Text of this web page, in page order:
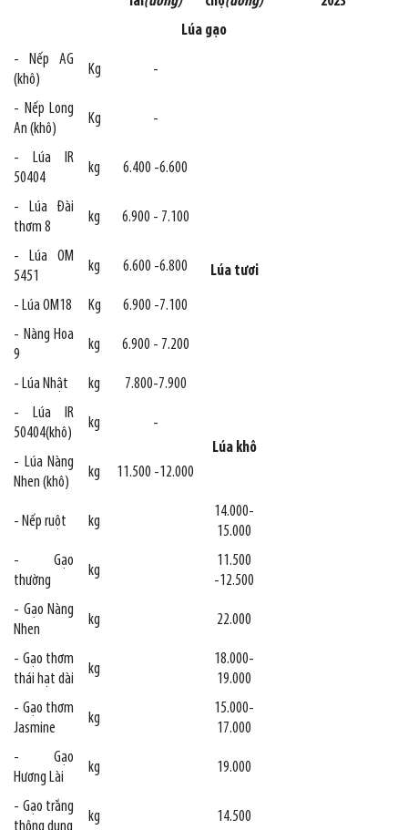
Lúa gạo
- Nếp AG
(khô)
Kg -
- Nếp Long
An (khô)
Kg -
- Lúa IR
50404
kg 6.400 -6.600
Lúa tươi
- Lúa Đài
thơm 8
kg 6.900 - 7.100
- Lúa OM
5451
kg 6.600 -6.800
- Lúa OM18 Kg
6.900 -7.100
- Nàng Hoa
9
kg 6.900 - 7.200
- Lúa Nhật kg
7.800-7.900
- Lúa IR
50404(khô)
kg
-
Lúa khô
- Lúa Nàng
Nhen (khô)
kg 11.500 -12.000
- Nếp ruột kg
14.000-
15.000
- Gạo
thường
kg
11.500
-12.500
- Gạo Nàng
Nhen
kg 22.000
- Gạo thơm
thái hạt dài
kg
18.000-
19.000
- Gạo thơm
Jasmine
kg
15.000-
17.000
- Gạo
Hương Lài
kg 19.000
- Gạo trắng
kg 14.500